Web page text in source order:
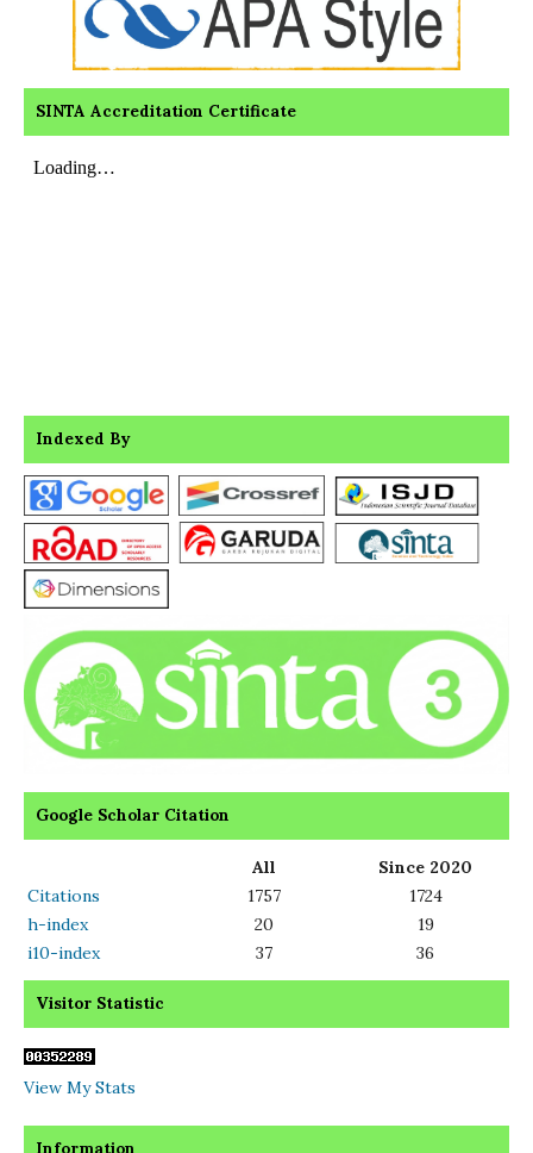
SINTA Accreditation Certificate
Indexed By
Google Scholar Citation
All
Since 2020
Citations
1757
1724
h-index
20
19
i10-index
37 36
Visitor Statistic
View My Stats